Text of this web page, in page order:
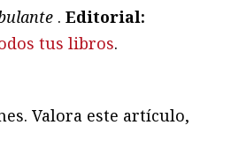
. Editorial:
tus libros.
Valora este artículo,